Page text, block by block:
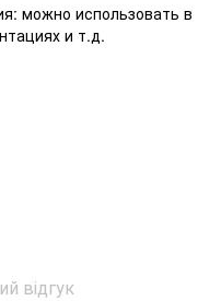
: можно использовать в
и т.д.
відгук